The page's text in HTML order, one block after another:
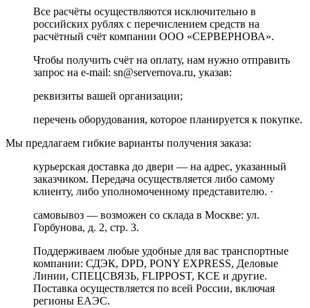
Все расчёты осуществляются исключительно в
российских рублях с перечислением средств на
расчётный счёт компании ООО «СЕРВЕРНОВА».
Чтобы получить счёт на оплату, нам нужно отправить
запрос на e-mail: sn@servernova.ru, указав:
реквизиты вашей организации;
перечень оборудования, которое планируется к покупке.
Мы предлагаем гибкие варианты получения заказа:
курьерская доставка до двери — на адрес, указанный
заказчиком. Передача осуществляется либо самому
клиенту, либо уполномоченному представителю. ·
самовывоз — возможен со склада в Москве: ул.
Горбунова, д. 2, стр. 3.
Поддерживаем любые удобные для вас транспортные
компании: СДЭК, DPD, PONY EXPRESS, Деловые
Линии, СПЕЦСВЯЗЬ, FLIPPOST, KCE и другие.
Поставка осуществляется по всей России, включая
регионы ЕАЭС.